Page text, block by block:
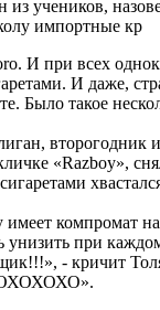
учеников,
импортные кр
И при всех
И даже,
Было такое
второгодник
«Razboy»,
имеет компромат
унизить при
- кричит